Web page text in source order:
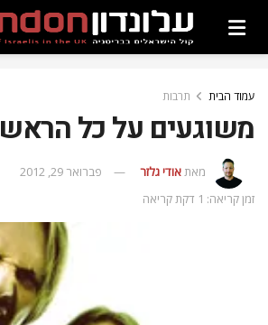
עמוד הבית תרבות
משוגעים על כל הראש
מאתאודי גלזר
פברואר 29, 2012
זמן קריאה: 1 דקת קריאה